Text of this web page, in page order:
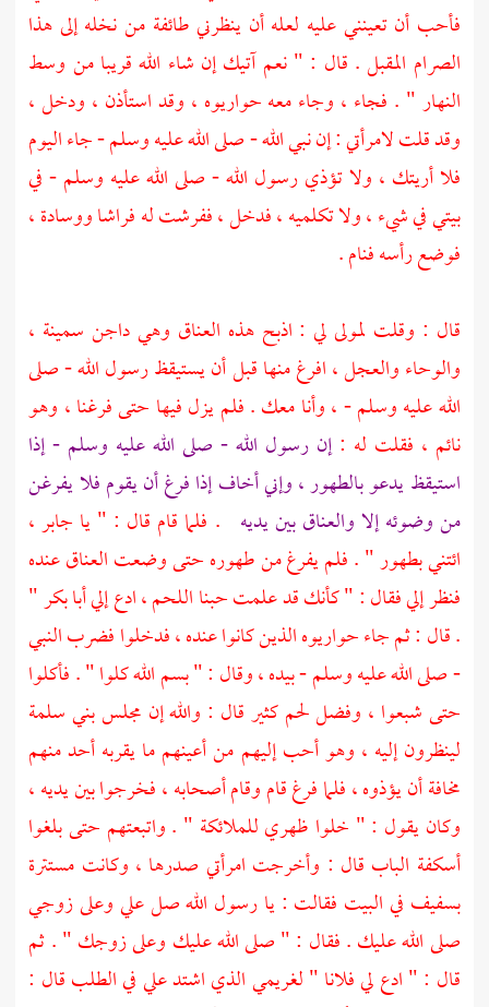
فأحب أن تعينني عليه لعله أن ينظرني طائفة من نخله إلى هذا
الصرام المقبل . قال : " نعم آتيك إن شاء الله قريبا من وسط
النهار " . فجاء ، وجاء معه حواريوه ، وقد استأذن ، ودخل ،
وقد قلت لامرأتي : إن نبي الله - صلى الله عليه وسلم - جاء اليوم
فلا أريتك ، ولا تؤذي رسول الله - صلى الله عليه وسلم - في
بيتي في شيء ، ولا تكلميه ، فدخل ، ففرشت له فراشا ووسادة ،
فوضع رأسه فنام .
قال : وقلت لمولى لي : اذبح هذه العناق وهي داجن سمينة ،
والوحاء والعجل ، افرغ منها قبل أن يستيقظ رسول الله - صلى
الله عليه وسلم - ، وأنا معك . فلم يزل فيها حتى فرغنا ، وهو
نائم ، فقلت له :إن رسول الله - صلى الله عليه وسلم - إذا
استيقظ يدعو بالطهور ، وإني أخاف إذا فرغ أن يقوم فلا يفرغن
من وضوئه إلا والعناق بين يديه . فلما قام قال : " يا جابر،
ائتني بطهور " . فلم يفرغ من طهوره حتى وضعت العناق عنده
فنظر إلي فقال : " كأنك قد علمت حبنا اللحم ، ادع إليأبا بكر"
. قال : ثم جاء حواريوه الذين كانوا عنده ، فدخلوا فضرب النبي
- صلى الله عليه وسلم - بيده ، وقال : " بسم الله كلوا " . فأكلوا
حتى شبعوا ، وفضل لحم كثير قال : والله إن مجلسبني سلمة
لينظرون إليه ، وهو أحب إليهم من أعينهم ما يقربه أحد منهم
مخافة أن يؤذوه ، فلما فرغ قام وقام أصحابه ، فخرجوا بين يديه ،
وكان يقول : " خلوا ظهري للملائكة " . واتبعتهم حتى بلغوا
أسكفة الباب قال : وأخرجت امرأتي صدرها ، وكانت مستترة
بسفيف في البيت فقالت : يا رسول الله صل علي وعلى زوجي
صلى الله عليك . فقال : " صلى الله عليك وعلى زوجك " . ثم
قال : " ادع لي فلانا " لغريمي الذي اشتد علي في الطلب قال :